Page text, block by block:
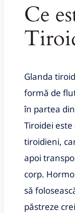
Ce
Glanda
formă de
în partea
Tiroidei
tiroidieni,
apoi
corp.
să
păstreze